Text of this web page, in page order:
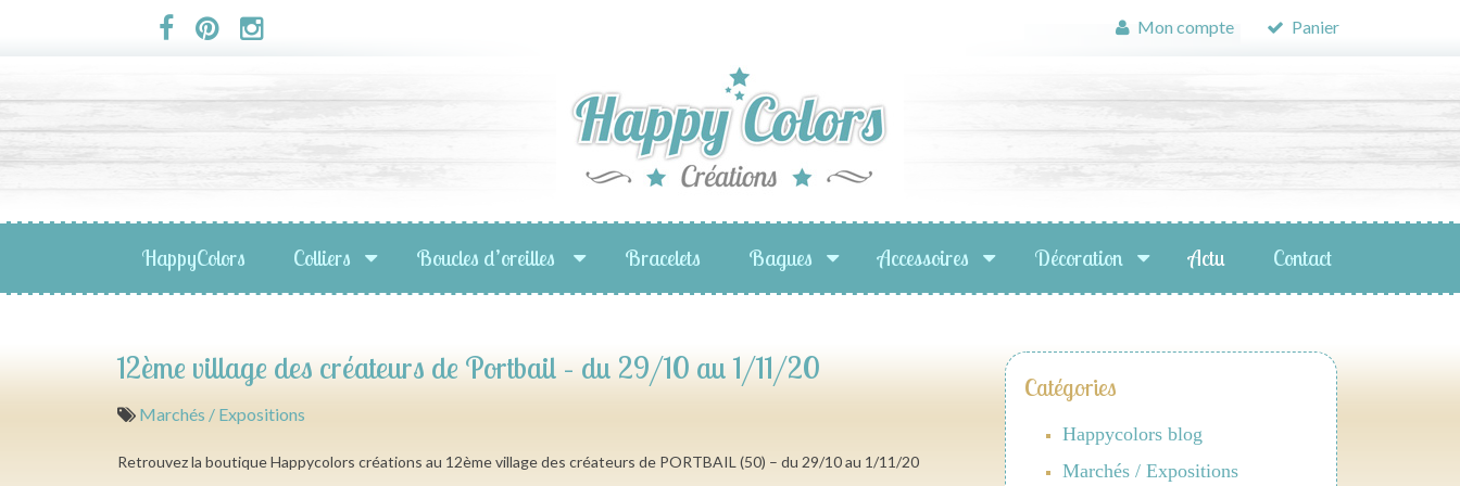
Mon compte Panier
HappyColors Colliers Boucles d’oreilles Bracelets Bagues Accessoires Décoration Actu Contact
12ème village des créateurs de Portbail – du 29/10 au 1/11/20
Marchés / Expositions
Retrouvez la boutique Happycolors créations au 12ème village des créateurs de PORTBAIL (50) – du 29/10 au 1/11/20
Catégories
Happycolors blog
Marchés / Expositions
Panneau de gestion des cookies